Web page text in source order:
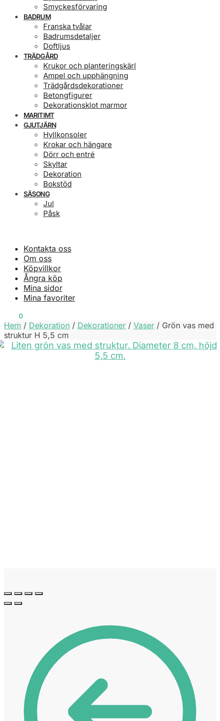
Smyckesförvaring
BADRUM
Franska tvålar
Badrumsdetaljer
Doftljus
TRÄDGÅRD
Krukor och planteringskärl
Ampel och upphängning
Trädgårdsdekorationer
Betongfigurer
Dekorationsklot marmor
MARITIMT
GJUTJÄRN
Hyllkonsoler
Krokar och hängare
Dörr och entré
Skyltar
Dekoration
Bokstöd
SÄSONG
Jul
Påsk
Kontakta oss
Om oss
Köpvillkor
Ångra köp
Mina sidor
Mina favoriter
0
Hem / Dekoration / Dekorationer / Vaser / Grön vas med
struktur H 5,5 cm